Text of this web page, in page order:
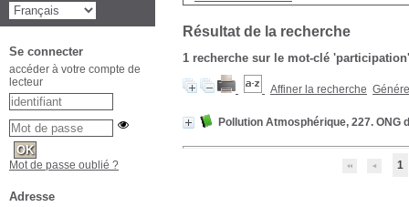
Résultat de la recherche
1 recherche sur le mot-clé 'participation'
Affiner la recherche
Pollution Atmosphérique, 227. ONG
1
Se connecter
accéder à votre compte de
lecteur
Mot de passe oublié ?
Adresse